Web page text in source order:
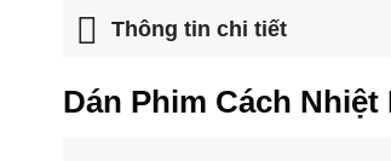
Thông tin chi tiết
Dán Phim Cách